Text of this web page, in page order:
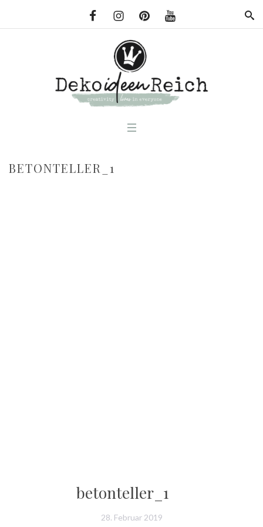
BETONTELLER_1
betonteller_1
28. Februar 2019